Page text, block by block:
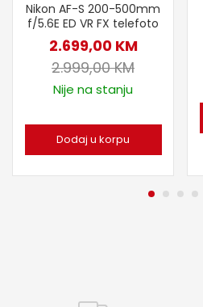
Nikon AF-S 200-500mm
f/5.6E ED VR FX telefoto
2.699,00 KM
2.999,00KM
Nije na stanju
Dodaj u korpu